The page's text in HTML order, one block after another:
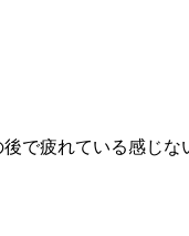
で疲れている感じな